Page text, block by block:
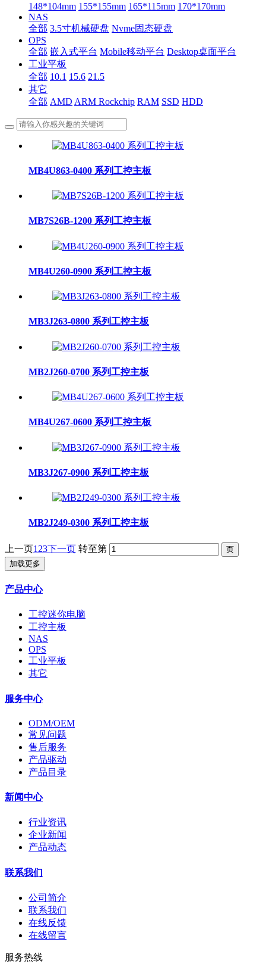
148*104mm 155*155mm 165*115mm 170*170mm
NAS
全部 3.5寸机械硬盘 Nvme固态硬盘
OPS
全部 嵌入式平台 Mobile移动平台 Desktop桌面平台
工业平板
全部 10.1 15.6 21.5
其它
全部 AMD ARM Rockchip RAM SSD HDD
MB4U863-0400 系列工控主板
MB7S26B-1200 系列工控主板
MB4U260-0900 系列工控主板
MB3J263-0800 系列工控主板
MB2J260-0700 系列工控主板
MB4U267-0600 系列工控主板
MB3J267-0900 系列工控主板
MB2J249-0300 系列工控主板
上一页1 23下一页 转至第
加载更多
产品中心
工控迷你电脑
工控主板
NAS
OPS
工业平板
其它
服务中心
ODM/OEM
常见问题
售后服务
产品驱动
产品目录
新闻中心
行业资讯
企业新闻
产品动态
联系我们
公司简介
联系我们
在线反馈
在线留言
服务热线